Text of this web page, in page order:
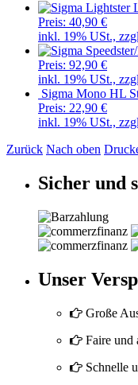
Preis: 40,90 €
inkl. 19% USt.,
Preis: 92,90 €
inkl. 19% USt.,
Sigma Mono HL
Preis: 22,90 €
inkl. 19% USt.,
Zurück Nach oben
Sicher und
Unser
Große
Faire und
Schnelle